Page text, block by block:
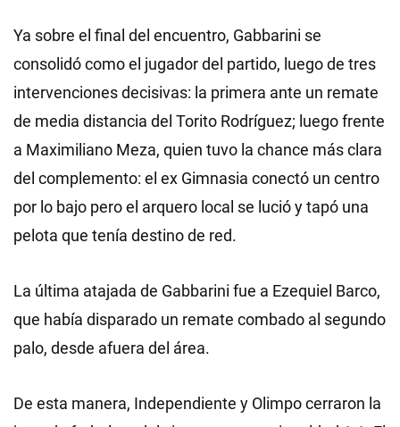
Ya sobre el final del encuentro, Gabbarini se
consolidó como el jugador del partido, luego de tres
intervenciones decisivas: la primera ante un remate
de media distancia del Torito Rodríguez; luego frente
a Maximiliano Meza, quien tuvo la chance más clara
del complemento: el ex Gimnasia conectó un centro
por lo bajo pero el arquero local se lució y tapó una
pelota que tenía destino de red.
La última atajada de Gabbarini fue a Ezequiel Barco,
que había disparado un remate combado al segundo
palo, desde afuera del área.
De esta manera, Independiente y Olimpo cerraron la